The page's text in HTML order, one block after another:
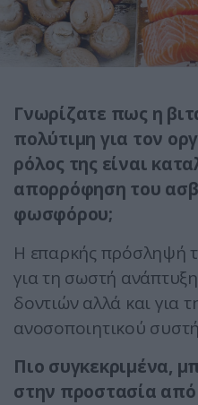
Γνωρίζατε πως η
πολύτιμη για τον
ρόλος της είναι
απορρόφηση του
φωσφόρου;
​Η επαρκής πρόσληψή
για τη σωστή
δοντιών αλλά και για
ανοσοποιητικού
​Πιο συγκεκριμένα,
στην προστασία από